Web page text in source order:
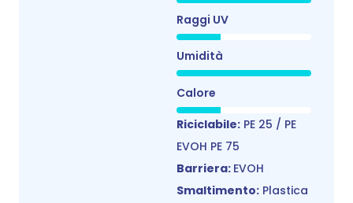
Raggi UV
Umidità
Calore
Riciclabile: PE 25 / PE
EVOH PE 75
Barriera: EVOH
Smaltimento: Plastica